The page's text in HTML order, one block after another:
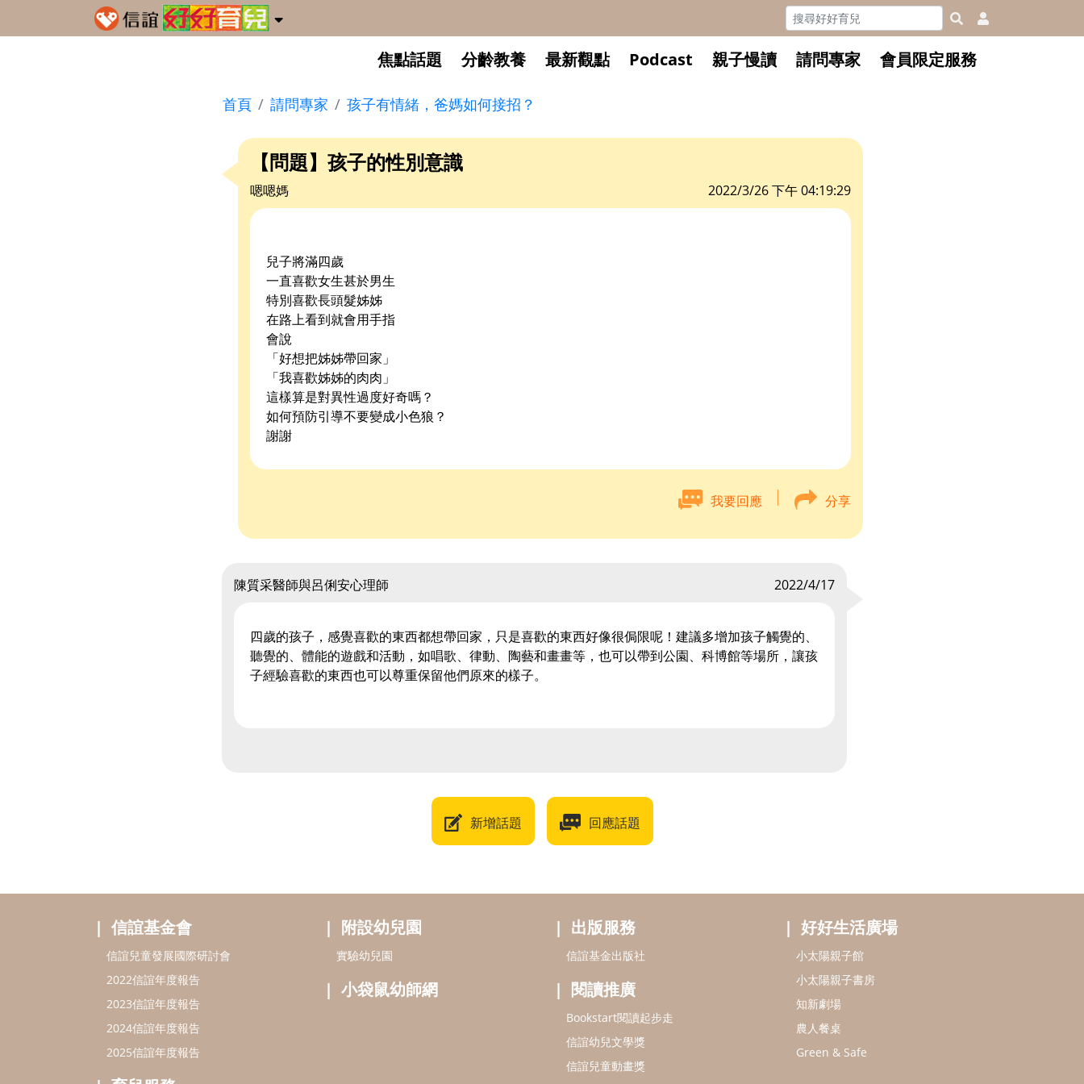
焦點話題 分齡教養 最新觀點 Podcast 親子慢讀 請問專家 會員限定服務
首頁 請問專家 孩子有情緒，爸媽如何接招？
【問題】孩子的性別意識
嗯嗯媽 2022/3/26 下午 04:19:29
兒子將滿四歲
一直喜歡女生甚於男生
特別喜歡長頭髮姊姊
在路上看到就會用手指
會說
「好想把姊姊帶回家」
「我喜歡姊姊的肉肉」
這樣算是對異性過度好奇嗎？
如何預防引導不要變成小色狼？
謝謝
我要回應 分享
陳質采醫師與呂俐安心理師 2022/4/17
四歲的孩子，感覺喜歡的東西都想帶回家，只是喜歡的東西好像很侷限呢！建議多增加孩子觸覺的、
聽覺的、體能的遊戲和活動，如唱歌、律動、陶藝和畫畫等，也可以帶到公園、科博館等場所，讓孩
子經驗喜歡的東西也可以尊重保留他們原來的樣子。
新增話題 回應話題
信誼基金會
信誼兒童發展國際研討會
2022信誼年度報告
2023信誼年度報告
2024信誼年度報告
2025信誼年度報告
附設幼兒園
實驗幼兒園
小袋鼠幼師網
出版服務
信誼基金出版社
閱讀推廣
Bookstart閱讀起步走
信誼幼兒文學獎
信誼兒童動畫獎
好好生活廣場
小太陽親子館
小太陽親子書房
知新劇場
農人餐桌
Green & Safe